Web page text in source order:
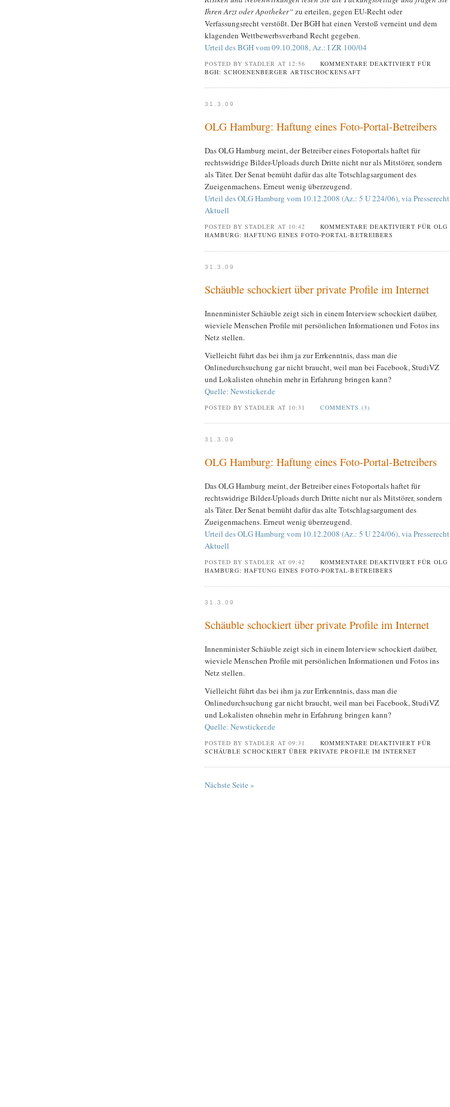
Ihren Arzt oder Apotheker“zu erteilen, gegen EU-Recht oder
Verfassungsrecht verstößt. Der BGH hat einen Verstoß verneint und dem
klagenden Wettbewerbsverband Recht gegeben.
Urteil des BGH vom 09.10.2008, Az.: I ZR 100/04
POSTED BY STADLER AT 12:56 KOMMENTARE DEAKTIVIERT FÜR
BGH: SCHOENENBERGER ARTISCHOCKENSAFT
31.3.09
OLG Hamburg: Haftung eines Foto-Portal-Betreibers
Das OLG Hamburg meint, der Betreiber eines Fotoportals haftet für
rechtswidrige Bilder-Uploads durch Dritte nicht nur als Mitstörer, sondern
als Täter. Der Senat bemüht dafür das alte Totschlagsargument des
Zueigenmachens. Erneut wenig überzeugend.
Urteil des OLG Hamburg vom 10.12.2008 (Az.: 5 U 224/06), via Presserecht
Aktuell
POSTED BY STADLER AT 10:42 KOMMENTARE DEAKTIVIERT FÜR OLG
HAMBURG: HAFTUNG EINES FOTO-PORTAL-BETREIBERS
31.3.09
Schäuble schockiert über private Profile im Internet
Innenminister Schäuble zeigt sich in einem Interview schockiert daüber,
wieviele Menschen Profile mit persönlichen Informationen und Fotos ins
Netz stellen.
Vielleicht führt das bei ihm ja zur Errkenntnis, dass man die
Onlinedurchsuchung gar nicht braucht, weil man bei Facebook, StudiVZ
und Lokalisten ohnehin mehr in Erfahrung bringen kann?
Quelle: Newsticker.de
POSTED BY STADLER AT 10:31 COMMENTS (3)
31.3.09
OLG Hamburg: Haftung eines Foto-Portal-Betreibers
Das OLG Hamburg meint, der Betreiber eines Fotoportals haftet für
rechtswidrige Bilder-Uploads durch Dritte nicht nur als Mitstörer, sondern
als Täter. Der Senat bemüht dafür das alte Totschlagsargument des
Zueigenmachens. Erneut wenig überzeugend.
Urteil des OLG Hamburg vom 10.12.2008 (Az.: 5 U 224/06), via Presserecht
Aktuell
POSTED BY STADLER AT 09:42 KOMMENTARE DEAKTIVIERT FÜR OLG
HAMBURG: HAFTUNG EINES FOTO-PORTAL-BETREIBERS
31.3.09
Schäuble schockiert über private Profile im Internet
Innenminister Schäuble zeigt sich in einem Interview schockiert daüber,
wieviele Menschen Profile mit persönlichen Informationen und Fotos ins
Netz stellen.
Vielleicht führt das bei ihm ja zur Errkenntnis, dass man die
Onlinedurchsuchung gar nicht braucht, weil man bei Facebook, StudiVZ
und Lokalisten ohnehin mehr in Erfahrung bringen kann?
Quelle: Newsticker.de
POSTED BY STADLER AT 09:31 KOMMENTARE DEAKTIVIERT FÜR
SCHÄUBLE SCHOCKIERT ÜBER PRIVATE PROFILE IM INTERNET
Nächste Seite »